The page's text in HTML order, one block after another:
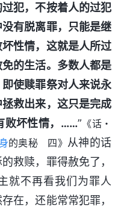
犯，不按着人的过犯
有脱离罪，只能是继
性情，这就是人所过
的生活。多数人都是
使赎罪祭对人来说永
救出来，这只是完成
败坏性情，……” 《话・
的奥秘 四》 从神的话
救赎，罪得赦免了，
就不再看我们为罪人
在，还能常常犯罪，